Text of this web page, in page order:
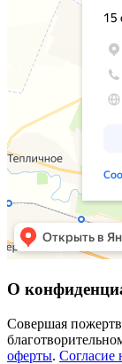
О
Совершая
оферты. Согласие